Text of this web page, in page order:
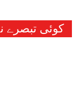
کوئی تبصرے